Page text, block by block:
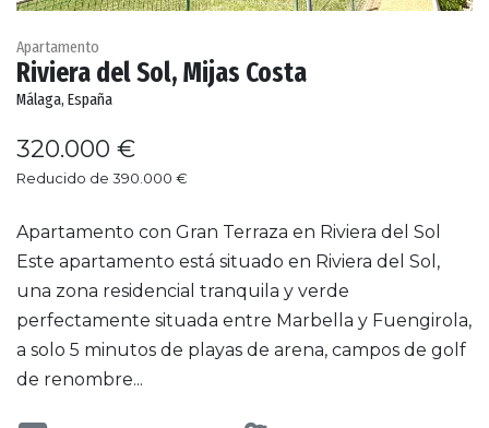
Apartamento
Riviera del Sol, Mijas Costa
Málaga, España
320.000 €
Reducido de 390.000 €
Apartamento con Gran Terraza en Riviera del Sol
Este apartamento está situado en Riviera del Sol,
una zona residencial tranquila y verde
perfectamente situada entre Marbella y Fuengirola,
a solo 5 minutos de playas de arena, campos de golf
de renombre...